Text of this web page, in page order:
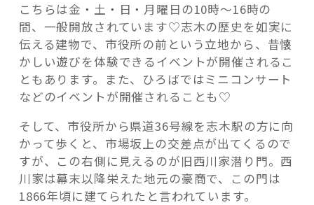
こちらは金・土・日・月曜日の10時～16時の
間、一般開放されています♡志木の歴史を如実に
伝える建物で、市役所の前という立地から、昔懐
かしい遊びを体験できるイベントが開催されるこ
ともあります。また、ひろばではミニコンサート
などのイベントが開催されることも♡
そして、市役所から県道36号線を志木駅の方に向
かって歩くと、市場坂上の交差点が出てくるので
すが、この右側に見えるのが旧西川家潜り門。西
川家は幕末以降栄えた地元の豪商で、この門は
1866年頃に建てられたと言われています。